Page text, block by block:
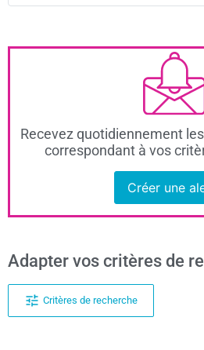
Recevez quotidiennement
correspondant à vos
Créer une
Adapter vos critères de
Critères de recherche